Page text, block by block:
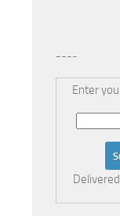
----
Enter